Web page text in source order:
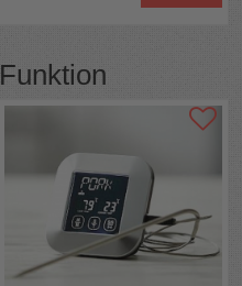
Funktion